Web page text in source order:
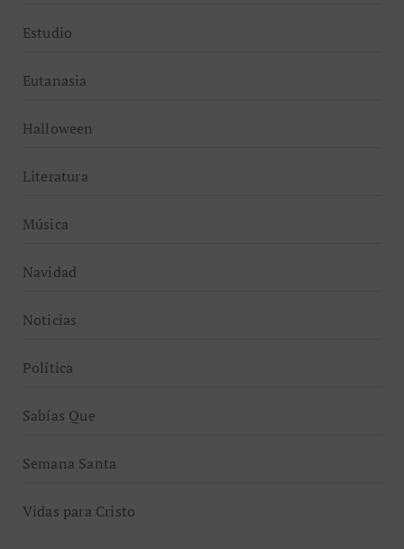
Estudio
Eutanasia
Halloween
Literatura
Música
Navidad
Noticias
Política
Sabías Que
Semana Santa
Vidas para Cristo